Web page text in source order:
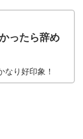
ったら辞め
なり好印象！